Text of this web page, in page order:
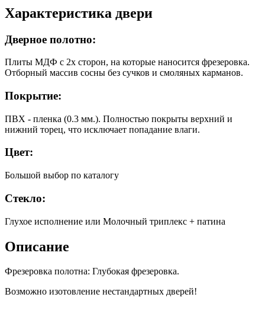
Характеристика двери
Дверное полотно:
Плиты МДФ с 2х сторон, на которые наносится фрезеровка.
Отборный массив сосны без сучков и смоляных карманов.
Покрытие:
ПВХ - пленка (0.3 мм.). Полностью покрыты верхний и
нижний торец, что исключает попадание влаги.
Цвет:
Большой выбор по каталогу
Стекло:
Глухое исполнение или Молочный триплекс + патина
Описание
Фрезеровка полотна: Глубокая фрезеровка.
Возможно изотовление нестандартных дверей!